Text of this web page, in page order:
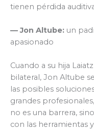
tienen pérdida
— Jon Altube: un
apasionado
Cuando a su hija
bilateral, Jon Altube
las posibles
grandes
no es una barrera,
con las herramientas